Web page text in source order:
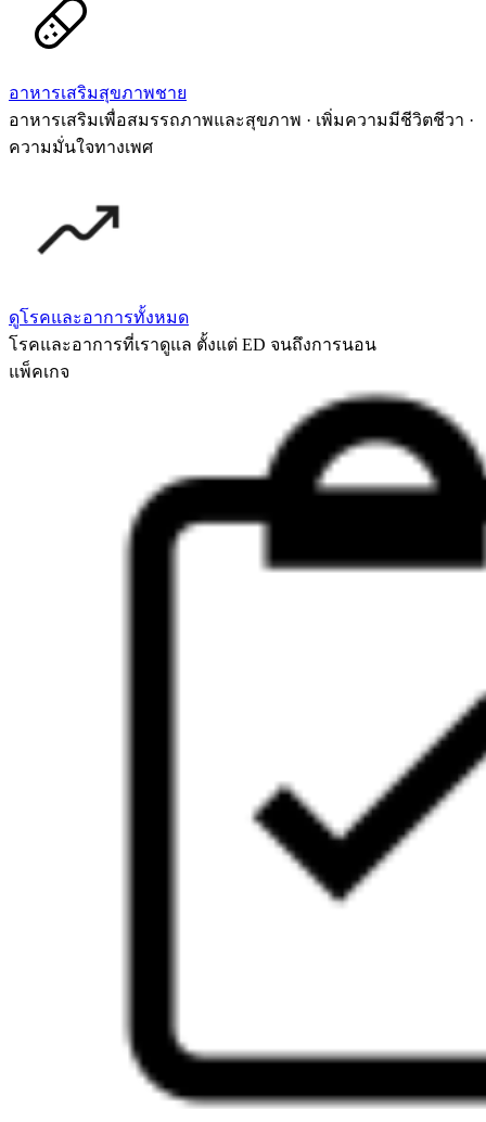
อาหารเสริมสุขภาพชาย
อาหารเสริมเพื่อสมรรถภาพและสุขภาพ · เพิ่มความมีชีวิตชีวา ·
ความมั่นใจทางเพศ
ดูโรคและอาการทั้งหมด
โรคและอาการที่เราดูแล ตั้งแต่ ED จนถึงการนอน
แพ็คเกจ